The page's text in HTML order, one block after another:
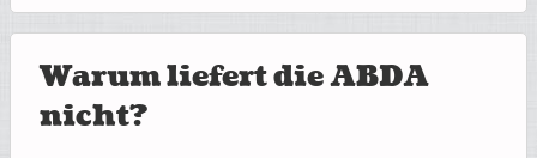
Hilfe
Warum liefert die ABDA
nicht?